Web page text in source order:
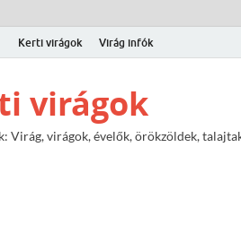
Kerti virágok Virág infók
virágok
Virág, virágok, évelők, örökzöldek,